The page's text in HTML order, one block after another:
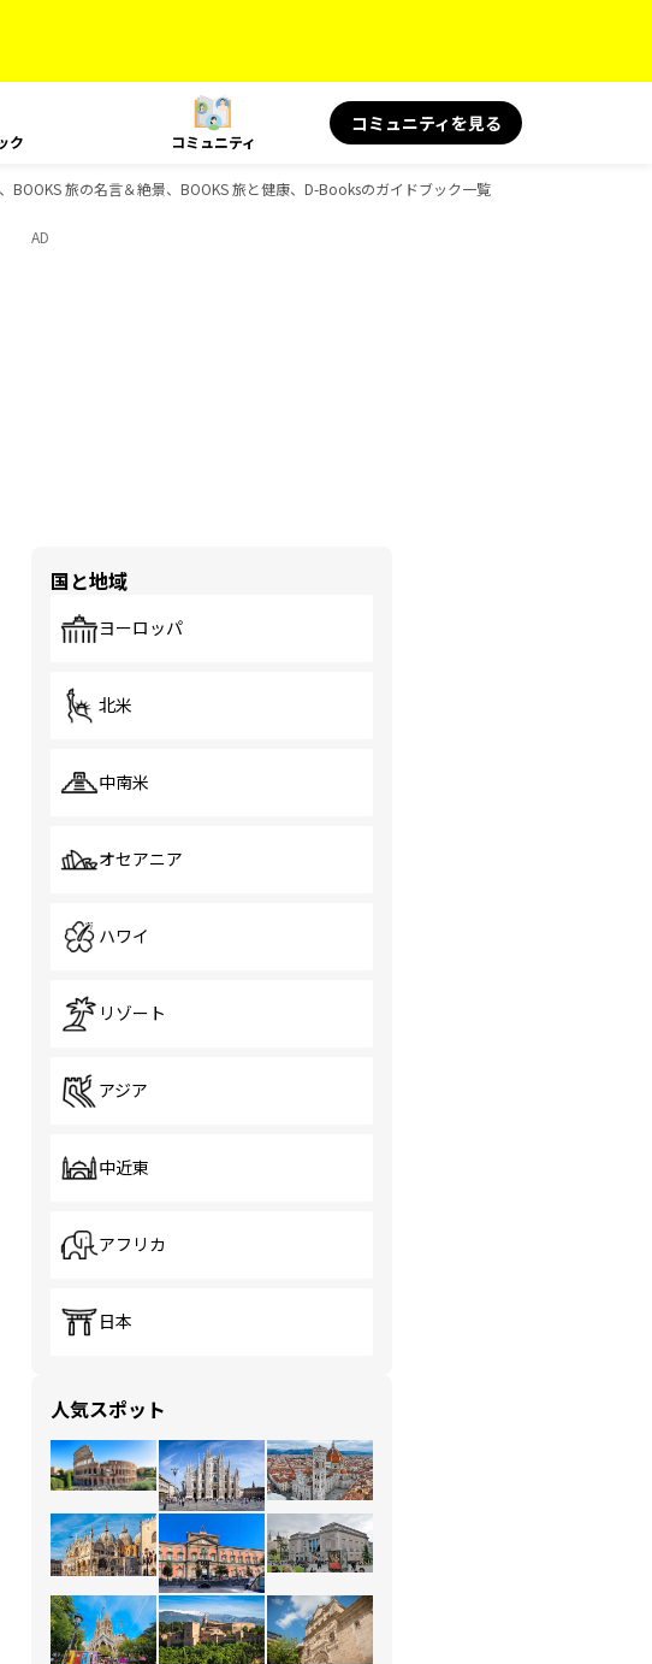
ク コミュニティ
コミュニティを見る
旅の名言＆絶景、BOOKS 旅と健康、D-Booksのガイドブック一覧
AD
国と地域
ヨーロッパ
北米
中南米
オセアニア
ハワイ
リゾート
アジア
中近東
アフリカ
日本
人気スポット